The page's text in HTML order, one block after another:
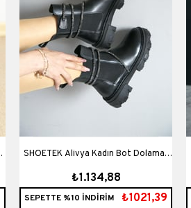
SHOETEK Alivya Kadın Bot Dolamalı
Taşlı Siyah Deri
₺1.134,88
SEPETTE %10 İNDİRİM ₺1021,39